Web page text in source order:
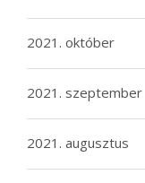
2021. október
2021. szeptember
2021. augusztus